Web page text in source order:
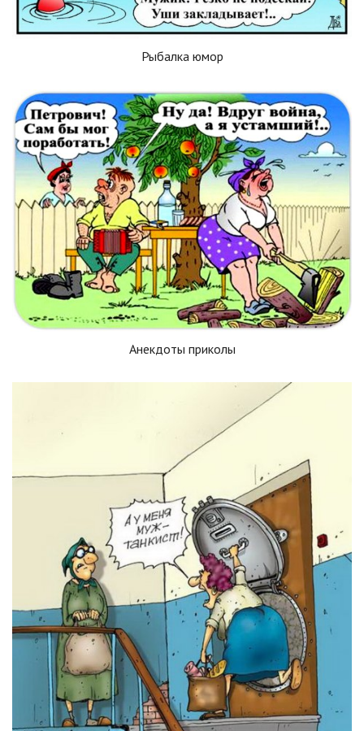
Рыбалка юмор
Анекдоты приколы